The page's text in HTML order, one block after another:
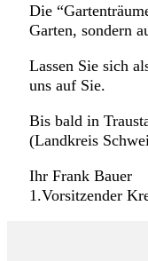
Die
Garten, sondern
Lassen Sie sich
uns auf Sie.
Bis bald in
(Landkreis
Ihr Frank Bauer
1.Vorsitzender